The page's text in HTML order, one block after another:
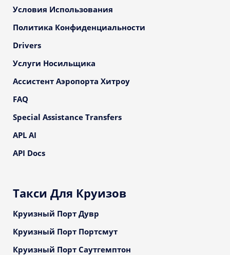
Условия Использования
Политика Конфиденциальности
Drivers
Услуги Носильщика
Ассистент Аэропорта Хитроу
FAQ
Special Assistance Transfers
APL AI
API Docs
Такси Для Круизов
Круизный Порт Дувр
Круизный Порт Портсмут
Круизный Порт Саутгемптон